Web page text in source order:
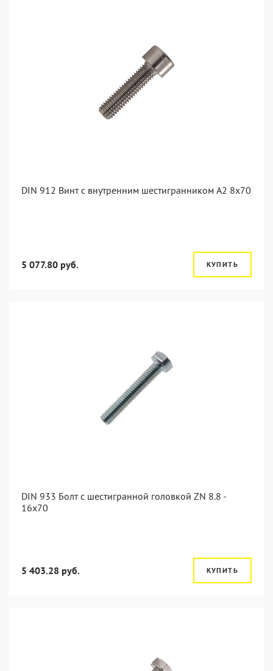
DIN 912 Винт с внутренним шестигранником А2 8х70
5 077.80 руб. КУПИТЬ
DIN 933 Болт с шестигранной головкой ZN 8.8 -
16x70
5 403.28 руб. КУПИТЬ